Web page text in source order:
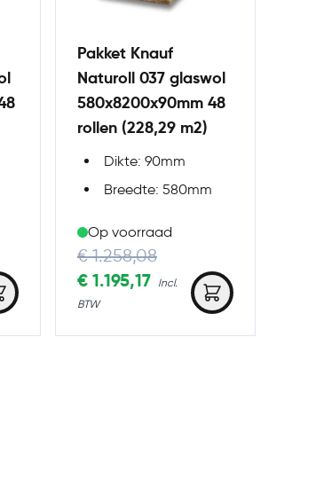
Pakket Knauf
Naturoll 037 glaswol
580x8200x90mm 48
rollen (228,29 m2)
Dikte: 90mm
Breedte: 580mm
Op voorraad
Special Price
€ 1.195,17
Regular Price
€ 1.258,08